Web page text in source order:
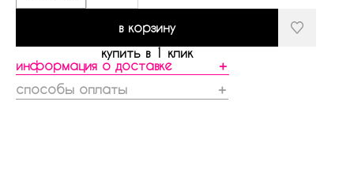
в корзину
купить в 1 клик
информация о доставке
＋
способы оплаты
＋